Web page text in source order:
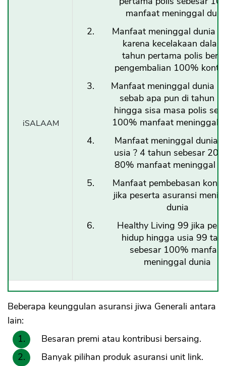
iSALAAM
manfaat meninggal
Manfaat meninggal dunia
karena kecelakaan
tahun pertama polis
pengembalian 100%
Manfaat meninggal dunia
sebab apa pun di tahun
hingga sisa masa polis
100% manfaat meninggal
Manfaat meninggal dunia
usia ? 4 tahun sebesar
80% manfaat meninggal
Manfaat pembebasan
jika peserta asuransi
dunia
Healthy Living 99 jika
hidup hingga usia 99
sebesar 100% manfaat
meninggal dunia
Beberapa keunggulan asuransi jiwa Generali antara
lain:
Besaran premi atau kontribusi bersaing.
Banyak pilihan produk asuransi unit link.